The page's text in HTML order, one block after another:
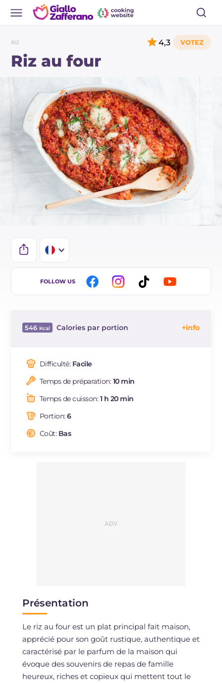
RIZ
Riz au four
4,3
IT
BR
NL
FOLLOW US
546 Calories par portion
Dont sucres
Protéine
Graisses
Fibre
Cholestérol
Difficulté: Facile
Temps de préparation:10 min
Temps de cuisson:1 h 20 min
Portion:6
Coût: Bas
Présentation
Le riz au four est un plat principal fait maison,
apprécié pour son goût rustique, authentique et
caractérisé par le parfum de la maison qui
évoque des souvenirs de repas de famille
heureux, riches et copieux qui mettent tout le